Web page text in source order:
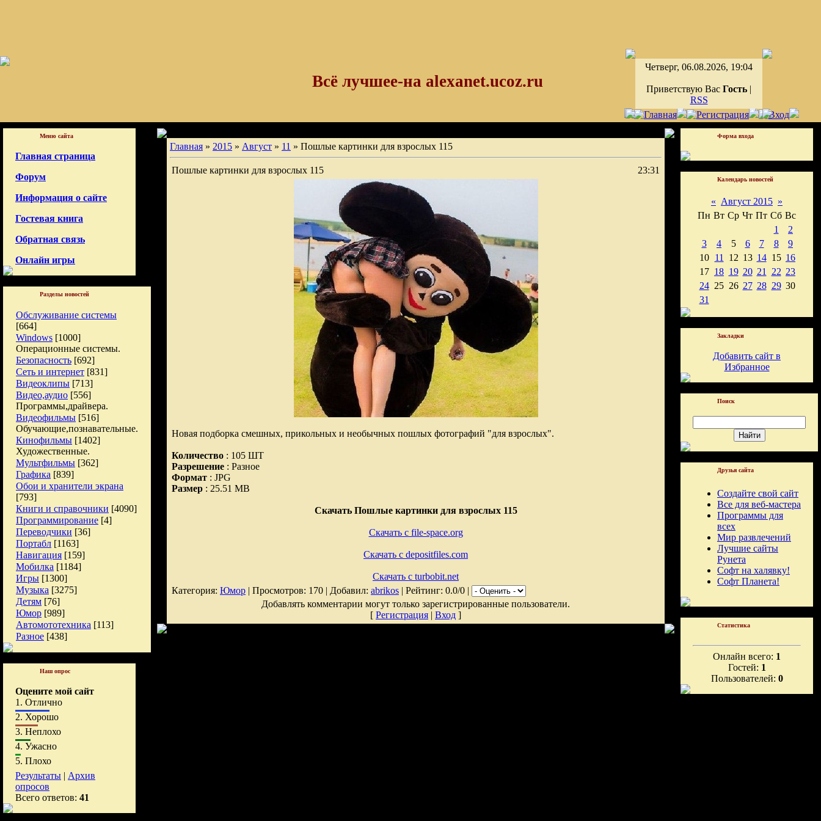
Четверг, 06.08.2026, 19:04
Приветствую Вас Гость |
RSS
Всё лучшее-на alexanet.ucoz.ru
Меню сайта
Главная страница
Форум
Информация о сайте
Гостевая книга
Обратная связь
Онлайн игры
Разделы новостей
Обслуживание системы
[664]
Windows [1000]
Операционные системы.
Безопасность [692]
Сеть и интернет [831]
Видеоклипы [713]
Видео,аудио [556]
Программы,драйвера.
Видеофильмы [516]
Обучающие,познавательные.
Кинофильмы [1402]
Художественные.
Мультфильмы [362]
Графика [839]
Обои и хранители экрана
[793]
Книги и справочники [4090]
Программирование [4]
Переводчики [36]
Портабл [1163]
Навигация [159]
Мобилка [1184]
Игры [1300]
Музыка [3275]
Детям [76]
Юмор [989]
Автомототехника [113]
Разное [438]
Наш опрос
Оцените мой сайт
1. Отлично
2. Хорошо
3. Неплохо
4. Ужасно
5. Плохо
Результаты | Архив
опросов
Всего ответов: 41
Главная » 2015 » Август » 11 » Пошлые картинки для взрослых 115
Пошлые картинки для взрослых 115 23:31
Новая подборка смешных, прикольных и необычных пошлых фотографий "для взрослых".
Количество : 105 ШТ
Разрешение : Разное
Формат : JPG
Размер : 25.51 MB
Скачать Пошлые картинки для взрослых 115
Скачать с file-space.org
Скачать с depositfiles.com
Скачать с turbobit.net
Категория: Юмор | Просмотров: 170 | Добавил: abrikos | Рейтинг: 0.0/0 |
Добавлять комментарии могут только зарегистрированные пользователи.
[ Регистрация | Вход ]
Форма входа
Календарь новостей
« Август 2015 »
Пн Вт Ср Чт Пт Сб Вс
1
2
3
4 5 6 7 8
9
10
11 12 13 14 15 16
17 18 19 20 21 22 23
24 25 26 27 28 29 30
31
Закладки
Добавить сайт в
Избранное
Поиск
Друзья сайта
Создайте свой сайт
Все для веб-мастера
Программы для
всех
Мир развлечений
Лучшие сайты
Рунета
Софт на халявку!
Софт Планета!
Статистика
Онлайн всего: 1
Гостей: 1
Пользователей: 0